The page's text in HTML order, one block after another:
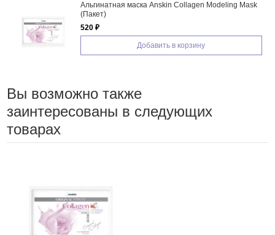
Альгинатная маска Anskin Collagen Modeling Mask
(Пакет)
520 ₽
Добавить в корзину
Вы возможно также
заинтересованы в следующих
товарах